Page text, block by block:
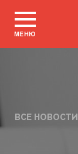
МЕНЮ
ВСЕ НОВОСТИ